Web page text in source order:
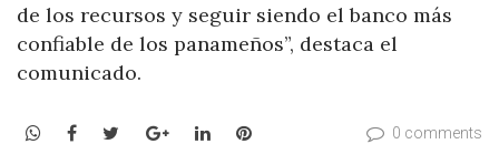
de los recursos y seguir siendo el banco más
confiable de los panameños”, destaca el
comunicado.
WhatsApp
Facebook
TwitterGoogle+LinkedInPinterest 0 comments